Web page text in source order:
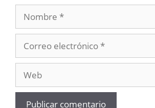
electrónico